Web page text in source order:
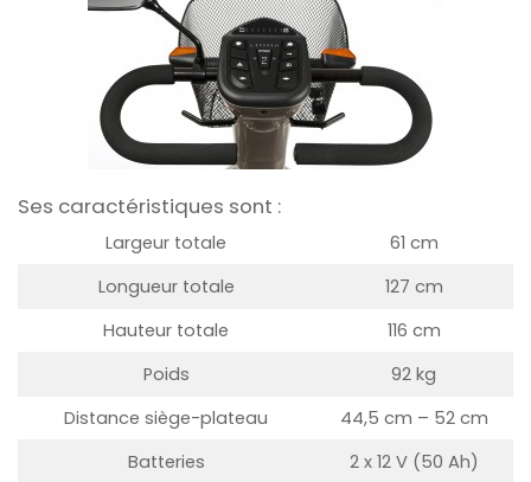
Ses caractéristiques sont :
Largeur totale
61 cm
Longueur totale
127 cm
Hauteur totale
116 cm
Poids
92 kg
Distance siège-plateau
44,5 cm – 52 cm
Batteries
2 x 12 V (50 Ah)